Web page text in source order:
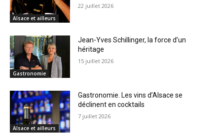
Alsace et ailleurs
22 juillet 2026
Gastronomie
Jean-Yves Schillinger, la force d’un
héritage
15 juillet 2026
Alsace et ailleurs
Gastronomie. Les vins d’Alsace se
déclinent en cocktails
7 juillet 2026